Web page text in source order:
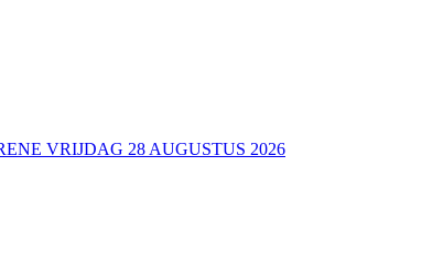
VRIJDAG 28 AUGUSTUS 2026